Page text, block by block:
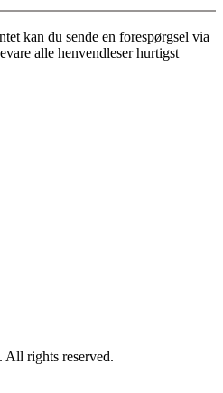
kan du sende en forespørgsel via
alle henvendleser hurtigst
. All rights reserved.